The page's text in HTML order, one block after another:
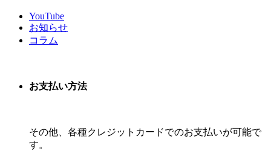
YouTube
お知らせ
コラム
お支払い方法
その他、各種クレジットカードでのお支払いが可能で
す。